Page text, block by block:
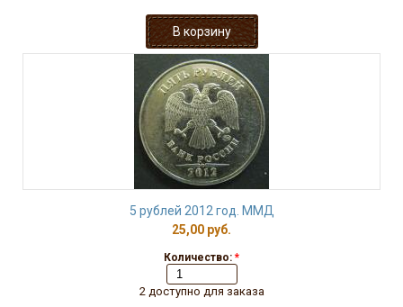
5 рублей 2012 год. ММД
25,00 руб.
Количество: *
2 доступно для заказа